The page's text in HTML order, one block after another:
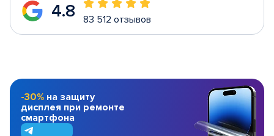
4.8 83 512 отзывов
-30% на защиту
дисплея при ремонте
смартфона